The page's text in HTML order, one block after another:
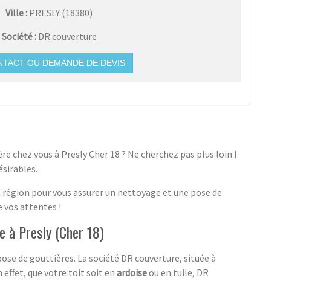
Ville : PRESLY (18380)
Société : DR couverture
OU DEMANDE DE DEVIS
vous à Presly Cher 18 ? Ne cherchez pas plus loin !
pour vous assurer un nettoyage et une pose de
vos attentes !
à Presly (Cher 18)
de gouttières. La société DR couverture, située à
effet, que votre toit soit en ardoiseou en tuile, DR